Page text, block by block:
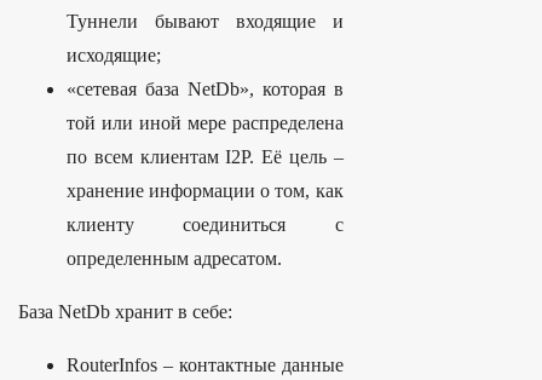
Туннели бывают входящие и
исходящие;
«сетевая база NetDb», которая в
той или иной мере распределена
по всем клиентам I2P. Её цель –
хранение информации о том, как
клиенту соединиться с
определенным адресатом.
База NetDb хранит в себе:
RouterInfos – контактные данные